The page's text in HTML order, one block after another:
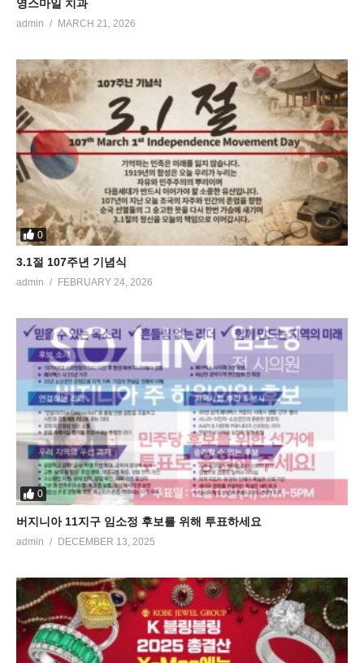
영스마일 치과
admin MARCH 21, 2026
0
3.1절 107주년 기념식
admin FEBRUARY 24, 2026
0
버지니아 11지구 임소정 후보를 위해 투표하세요
admin DECEMBER 13, 2025